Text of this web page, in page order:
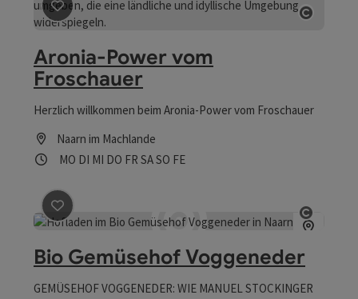
Beitrag merken : Aronia-Power vom Froschauer
Aronia-Power vom
Froschauer
Herzlich willkommen beim Aronia-Power vom Froschauer
Naarn im Machlande
Öffnungszeiten
MO Montag geöffnet
DI Dienstag geöffnet
MI Mittwoch geöffnet
DO Donnerstag geöffnet
FR Freitag geöffnet
SASamstag geöffnet
SO Sonntag geöffnet
FEFeiertag geöffnet
Beitrag merken: Bio Gemüsehof Voggeneder
Bio Gemüsehof Voggeneder
GEMÜSEHOF VOGGENEDER: WIE MANUEL STOCKINGER